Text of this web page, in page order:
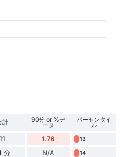
計 90分 or %デ
ータ
パーセンタイ
ル
11 1.76 13
分 N/A 14